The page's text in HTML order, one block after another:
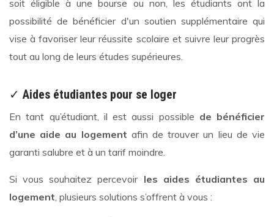
soit éligible à une bourse ou non, les étudiants ont la
possibilité de bénéficier d'un soutien supplémentaire qui
vise à favoriser leur réussite scolaire et suivre leur progrès
tout au long de leurs études supérieures.
✓ Aides étudiantes pour se loger
En tant qu’étudiant, il est aussi possible de bénéficier
d’une aide au logement afin de trouver un lieu de vie
garanti salubre et à un tarif moindre.
Si vous souhaitez percevoir les aides étudiantes au
logement, plusieurs solutions s’offrent à vous :